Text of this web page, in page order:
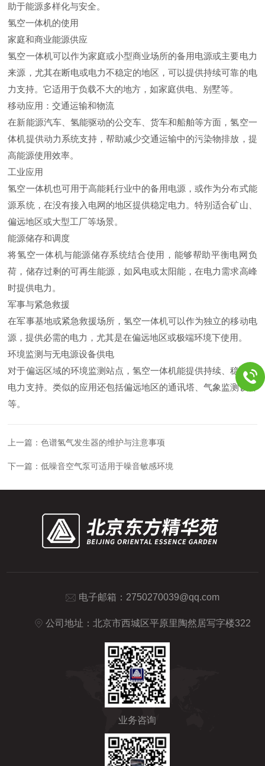
助于能源多样化与安全。
氢空一体机的使用
家庭和商业能源供应
氢空一体机可以作为家庭或小型商业场所的备用电源或主要电力
来源，尤其在断电或电力不稳定的地区，可以提供持续可靠的电
力支持。它适用于负载不大的地方，如家庭供电、别墅等。
移动应用：交通运输和物流
在新能源汽车、氢能驱动的公交车、货车和船舶等方面，氢空一
体机提供动力系统支持，帮助减少交通运输中的污染物排放，提
高能源使用效率。
工业应用
氢空一体机也可用于高能耗行业中的备用电源，或作为分布式能
源系统，在没有接入电网的地区提供稳定电力。特别适合矿山、
偏远地区或大型工厂等场景。
能源储存和调度
将氢空一体机与能源储存系统结合使用，能够帮助平衡电网负
荷，储存过剩的可再生能源，如风电或太阳能，在电力需求高峰
时提供电力。
军事与紧急救援
在军事基地或紧急救援场所，氢空一体机可以作为独立的移动电
源，提供必需的电力，尤其是在偏远地区或极端环境下使用。
环境监测与无电源设备供电
对于偏远区域的环境监测站点，氢空一体机能提供持续、稳定的
电力支持。类似的应用还包括偏远地区的通讯塔、气象监测设备
等。
上一篇：色谱氢气发生器的维护与注意事项
下一篇：低噪音空气泵可适用于噪音敏感环境
电子邮箱： 2750270039@qq.com
公司地址：北京市西城区平原里陶然居写字楼322
业务咨询